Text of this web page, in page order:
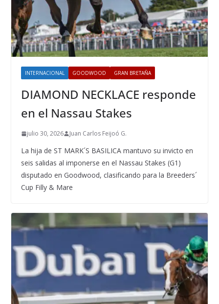
INTERNACIONAL GOODWOOD GRAN BRETAÑA
DIAMOND NECKLACE responde
en el Nassau Stakes
julio 30, 2026 Juan Carlos Feijoó G.
La hija de ST MARK´S BASILICA mantuvo su invicto en
seis salidas al imponerse en el Nassau Stakes (G1)
disputado en Goodwood, clasificando para la Breeders´
Cup Filly & Mare